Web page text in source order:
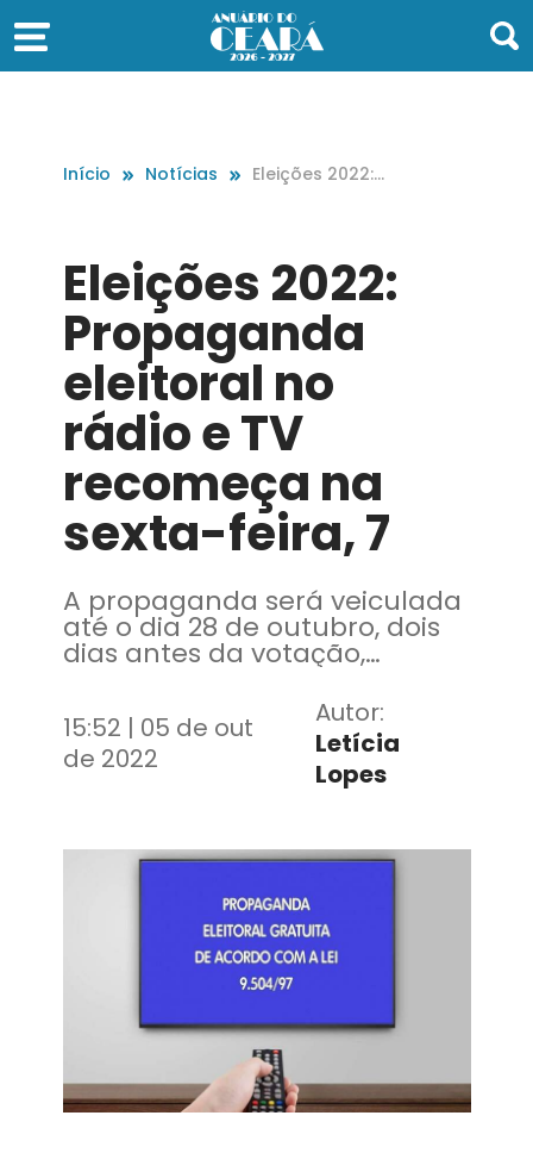
Início Notícias
Eleições 2022: P
na sexta-feira,
7
Eleições 2022:
Propaganda
eleitoral no
rádio e TV
recomeça na
sexta-feira, 7
A propaganda será veiculada
até o dia 28 de outubro, dois
dias antes da votação,
marcada para 30 de outubro
15:52 | 05 de out
de 2022
Autor:
Letícia
Lopes